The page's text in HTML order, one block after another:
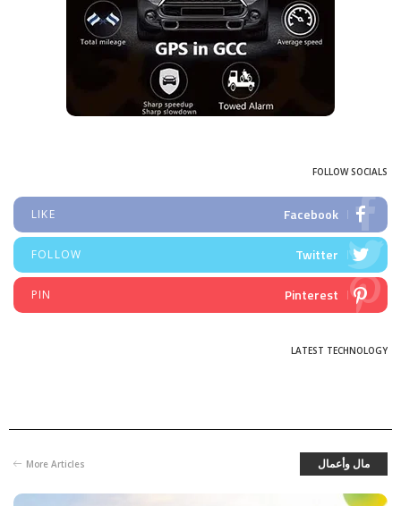
FOLLOW SOCIALS
Facebook
LIKE
Twitter
FOLLOW
Pinterest
PIN
LATEST TECHNOLOGY
مال وأعمال More Articles